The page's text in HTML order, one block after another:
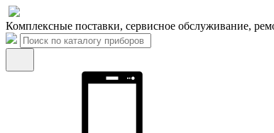
Комплексные поставки, сервисное обслуживание,